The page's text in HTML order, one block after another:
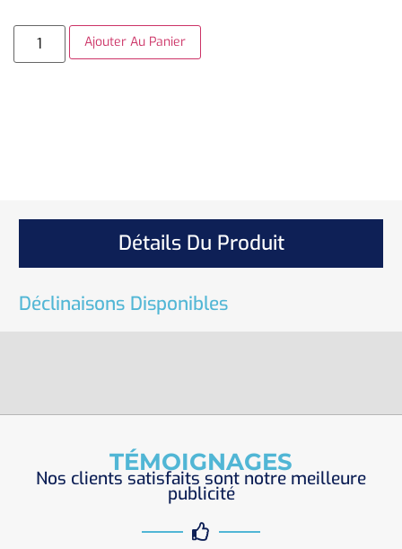
Ajouter Au Panier
Détails Du Produit
Déclinaisons Disponibles
TÉMOIGNAGES
Nos clients satisfaits sont notre meilleure
publicité